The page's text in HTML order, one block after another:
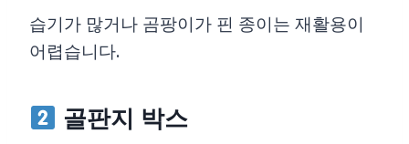
습기가 많거나 곰팡이가 핀 종이는 재활용이
어렵습니다.
골판지 박스